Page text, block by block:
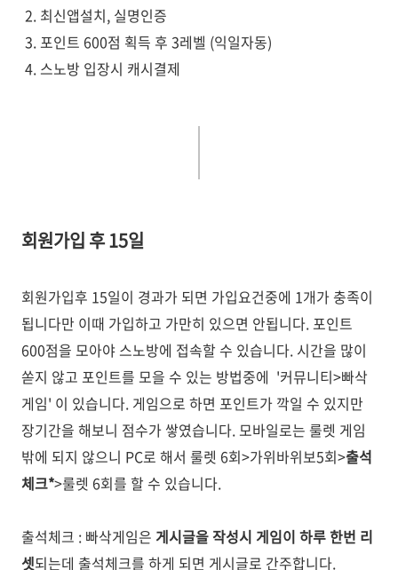
2. 최신앱설치, 실명인증
3. 포인트 600점 획득 후 3레벨 (익일자동)
4. 스노방 입장시 캐시결제
회원가입 후 15일
회원가입후 15일이 경과가 되면 가입요건중에 1개가 충족이
됩니다만 이때 가입하고 가만히 있으면 안됩니다. 포인트
600점을 모아야 스노방에 접속할 수 있습니다. 시간을 많이
쏟지 않고 포인트를 모을 수 있는 방법중에 '커뮤니티>빠삭
게임' 이 있습니다. 게임으로 하면 포인트가 깍일 수 있지만
장기간을 해보니 점수가 쌓였습니다. 모바일로는 룰렛 게임
밖에 되지 않으니 PC로 해서 룰렛 6회>가위바위보5회>출석
체크*>룰렛 6회를 할 수 있습니다.
출석체크 : 빠삭게임은 게시글을 작성시 게임이 하루 한번 리
셋되는데 출석체크를 하게 되면 게시글로 간주합니다.